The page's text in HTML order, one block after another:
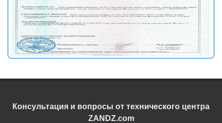
Консультация и вопросы от технического центра
ZANDZ.com